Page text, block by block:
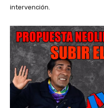
intervención.